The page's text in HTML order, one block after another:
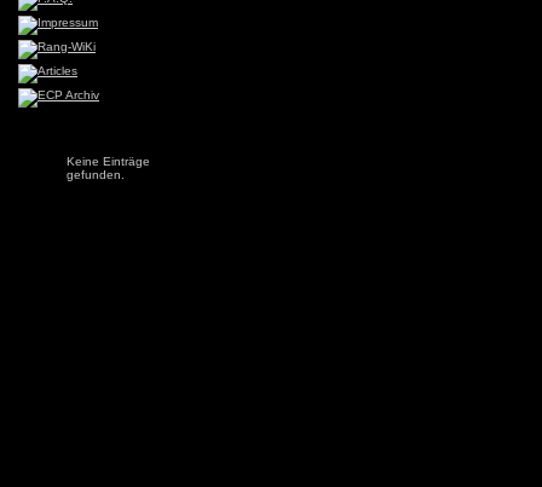
Keine Einträge
gefunden.